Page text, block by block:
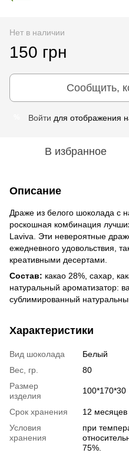
Нет в наличии
150 грн
Сообщить,
Войти для отображения
В избранное
Описание
Драже из белого шоколада с
роскошная комбинация
Laviva. Эти невероятные
ежедневного удовольствия,
креативными десертами.
Состав: какао 28%, сахар,
натуральный ароматизатор:
сублимированный
Характеристики
Вид шоколада
Белый
Вес, гр.
80
Размер
изделия
100*170*30
Срок хранения
12 месяцев
Условия
хранения
при
75%.